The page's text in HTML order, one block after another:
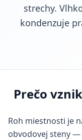
strechy.
kondenzuje
Prečo
Roh miestnosti je
obvodovej steny